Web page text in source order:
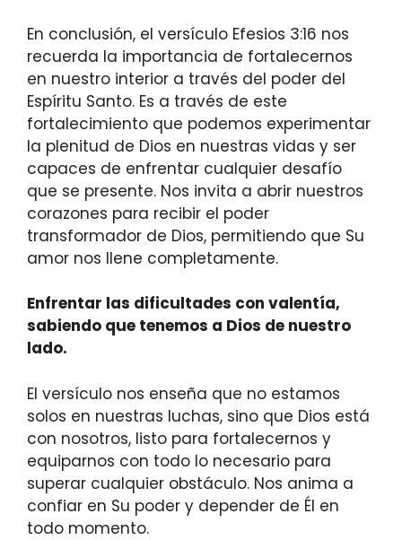
En conclusión, el versículo Efesios 3:16 nos
recuerda la importancia de fortalecernos
en nuestro interior a través del poder del
Espíritu Santo. Es a través de este
fortalecimiento que podemos experimentar
la plenitud de Dios en nuestras vidas y ser
capaces de enfrentar cualquier desafío
que se presente. Nos invita a abrir nuestros
corazones para recibir el poder
transformador de Dios, permitiendo que Su
amor nos llene completamente.
Enfrentar las dificultades con valentía,
sabiendo que tenemos a Dios de nuestro
lado.
El versículo nos enseña que no estamos
solos en nuestras luchas, sino que Dios está
con nosotros, listo para fortalecernos y
equiparnos con todo lo necesario para
superar cualquier obstáculo. Nos anima a
confiar en Su poder y depender de Él en
todo momento.